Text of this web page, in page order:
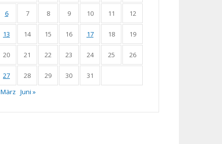
6 7 8 9 10 11 12
13 14 15 16 17 18 19
20 21 22 23 24 25 26
27 28 29 30
31
Juni »